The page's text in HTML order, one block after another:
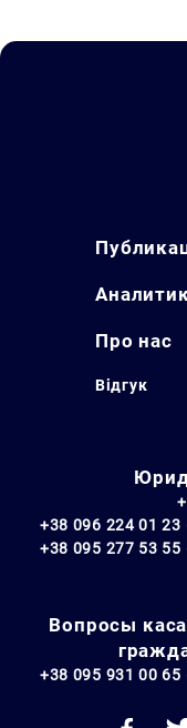
Про нас
Відгук
+38 096 224 01 23
+38 095 277 53 55
Вопросы
+38 095 931 00 65